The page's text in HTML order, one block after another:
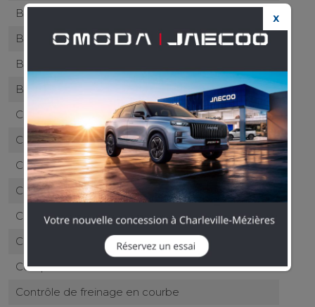
Blocage électronique du différentiel
Boite à gants éclairée et réfrigérable
Boucliers AV et AR couleur caisse
Buses de lave-glace chauffantes
Caméra de recul
Capteur de luminosité
Capteur de pluie
Clim automatique bi-zones
Commande du comportement dynamique
Commandes du système audio au volant
Compte tours
Contrôle de freinage en courbe
X